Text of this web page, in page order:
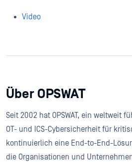
Video
Über OPSWAT
Seit 2002 hat OPSWAT, ein weltweit
OT- und ICS-Cybersicherheit für
kontinuierlich eine End-to-End-
die Organisationen und